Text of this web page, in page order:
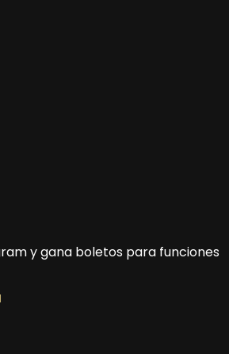
y gana boletos para funciones